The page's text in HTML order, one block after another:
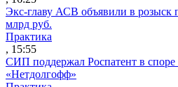
Экс-главу АСВ объявили в розыск
млрд руб.
Практика
, 15:55
СИП поддержал Роспатент в споре
«Нетдолгофф»